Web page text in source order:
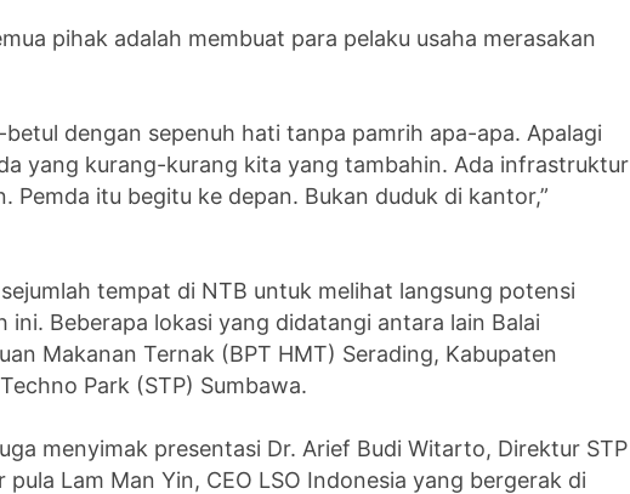
pihak adalah membuat para pelaku usaha merasakan
dengan sepenuh hati tanpa pamrih apa-apa. Apalagi
yang kurang-kurang kita yang tambahin. Ada infrastruktur
Pemda itu begitu ke depan. Bukan duduk di kantor,”
tempat di NTB untuk melihat langsung potensi
Beberapa lokasi yang didatangi antara lain Balai
Makanan Ternak (BPT HMT) Serading, Kabupaten
Park (STP) Sumbawa.
menyimak presentasi Dr. Arief Budi Witarto, Direktur STP
pula Lam Man Yin, CEO LSO Indonesia yang bergerak di